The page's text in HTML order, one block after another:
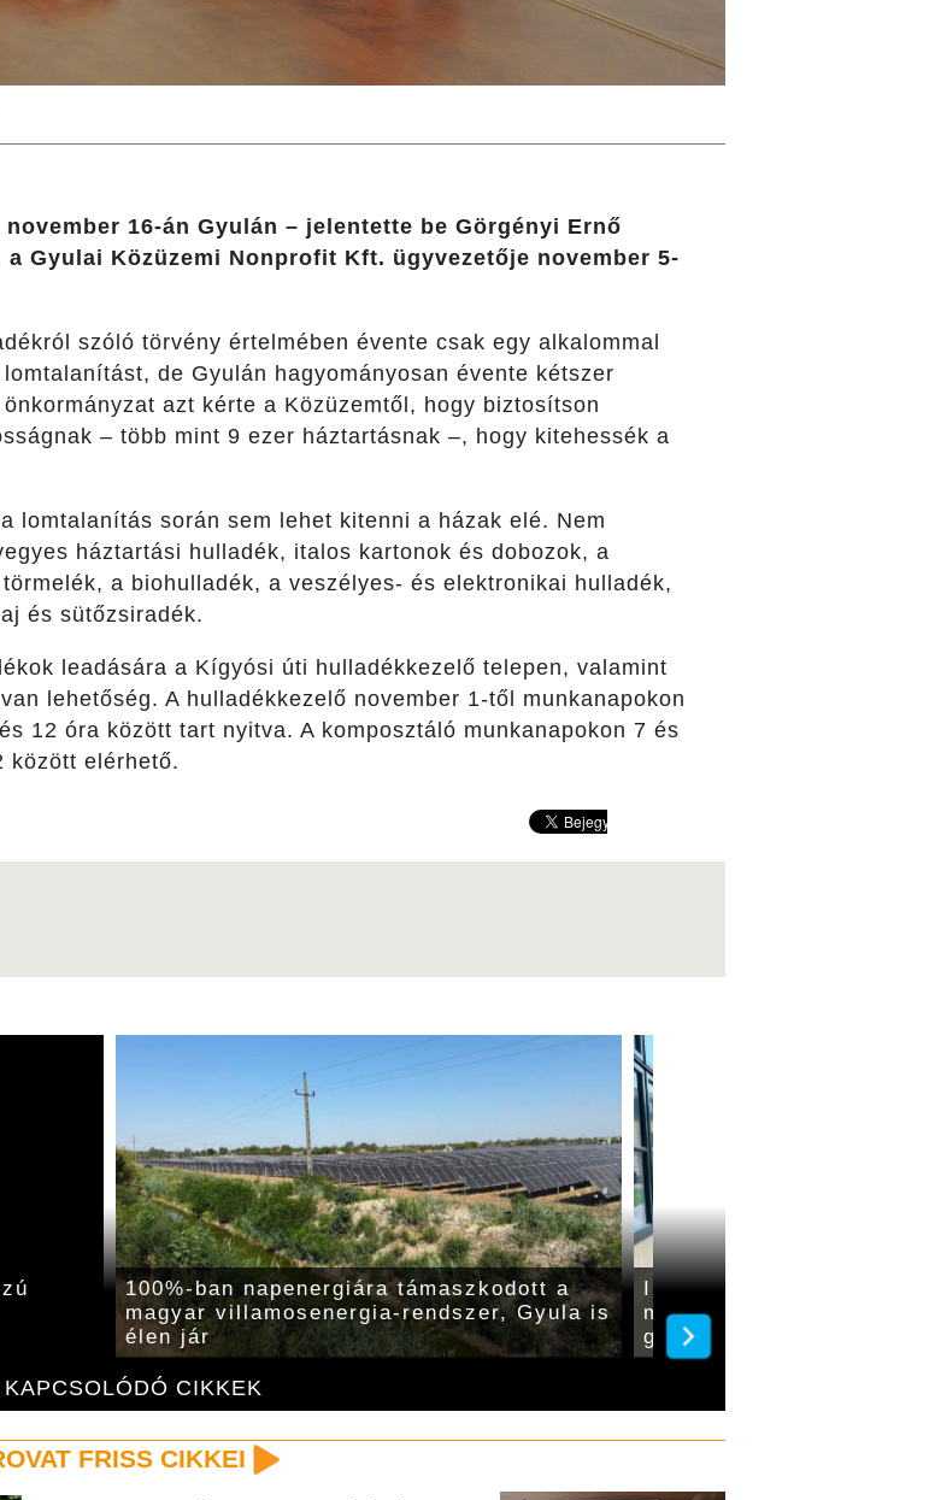
16-án Gyulán – jelentette be Görgényi Ernő
Gyulai Közüzemi Nonprofit Kft. ügyvezetője november 5-
szóló törvény értelmében évente csak egy alkalommal
de Gyulán hagyományosan évente kétszer
azt kérte a Közüzemtől, hogy biztosítson
– több mint 9 ezer háztartásnak –, hogy kitehessék a
lomtalanítás során sem lehet kitenni a házak elé. Nem
háztartási hulladék, italos kartonok és dobozok, a
a biohulladék, a veszélyes- és elektronikai hulladék,
és sütőzsiradék.
leadására a Kígyósi úti hulladékkezelő telepen, valamint
lehetőség. A hulladékkezelő november 1-től munkanapokon
12 óra között tart nyitva. A komposztáló munkanapokon 7 és
között elérhető.
KAPCSOLÓDÓ CIKKEK
100%-ban napenergiára támaszkodott a
magyar villamosenergia-rendszer, Gyula is
élen jár
Ingyenes hűsöléssel és
moziklasszikusokkal
gyulai Almásy-kastély
FRISS CIKKEI